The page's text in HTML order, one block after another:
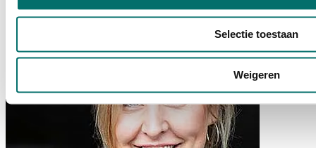
Selectie toestaan
Weigeren